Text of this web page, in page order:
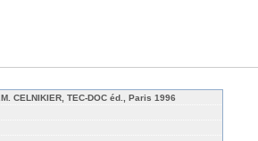
CELNIKIER, TEC-DOC éd., Paris 1996